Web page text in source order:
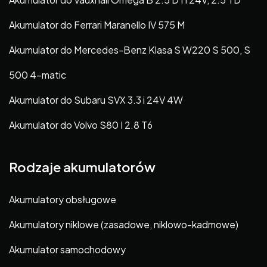
Akumulator do Ferrari Maranello IV 575 M
Akumulator do Mercedes-Benz Klasa S W220 S 500, S
500 4-matic
Akumulator do Subaru SVX 3.3 i 24V 4W
Akumulator do Volvo S80 I 2.8 T6
Rodzaje akumulatorów
Akumulatory obsługowe
Akumulatory niklowe (zasadowe, niklowo-kadmowe)
Akumulator samochodowy